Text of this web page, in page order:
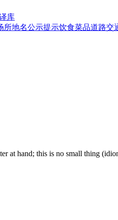
库
所地名公示提示饮食菜品道路交
at hand; this is no small thing